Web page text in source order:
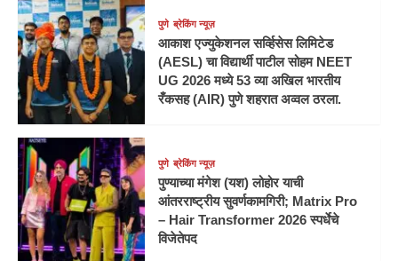
पुणे ब्रेकिंग न्यूज़
आकाश एज्युकेशनल सर्व्हिसेस लिमिटेड
(AESL) चा विद्यार्थी पाटील सोहम NEET
UG 2026 मध्ये 53 व्या अखिल भारतीय
रँकसह (AIR) पुणे शहरात अव्वल ठरला.
पुणे ब्रेकिंग न्यूज़
पुण्याच्या मंगेश (यश) लोहोर याची
आंतरराष्ट्रीय सुवर्णकामगिरी; Matrix Pro
– Hair Transformer 2026 स्पर्धेचे
विजेतेपद